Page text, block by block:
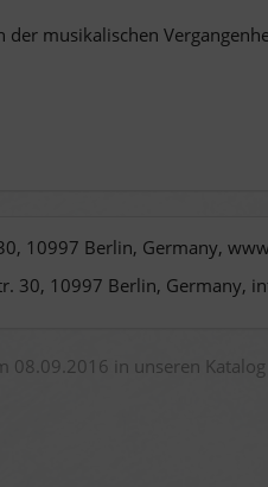
der musikalischen
10997 Berlin, Germany,
30, 10997 Berlin, Germany,
08.09.2016 in unseren